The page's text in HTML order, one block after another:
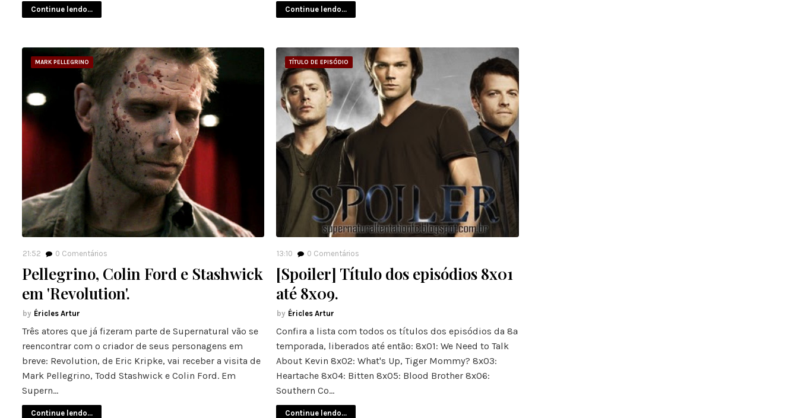
Continue lendo... Continue lendo...
MARK PELLEGRINO
21:52 0 Comentários
Pellegrino, Colin Ford e Stashwick
em 'Revolution'.
Éricles Artur
Três atores que já fizeram parte de Supernatural vão se
reencontrar com o criador de seus personagens em
breve: Revolution, de Eric Kripke, vai receber a visita de
Mark Pellegrino, Todd Stashwick e Colin Ford. Em
Supern…
Continue lendo...
TÍTULO DE EPISÓDIO
13:10 0 Comentários
[Spoiler] Título dos episódios 8x01
até 8x09.
Éricles Artur
Confira a lista com todos os títulos dos episódios da 8ª
temporada, liberados até então: 8x01: We Need to Talk
About Kevin 8x02: What's Up, Tiger Mommy? 8x03:
Heartache 8x04: Bitten 8x05: Blood Brother 8x06:
Southern Co…
Continue lendo...